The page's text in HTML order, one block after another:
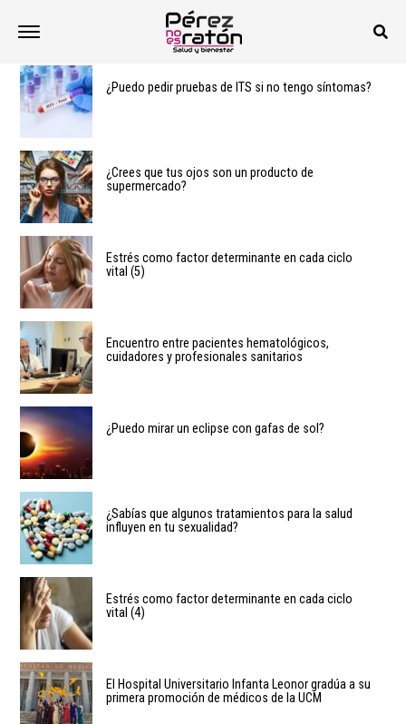
¿Puedo pedir pruebas de ITS si no tengo síntomas?
¿Crees que tus ojos son un producto de
supermercado?
Estrés como factor determinante en cada ciclo
vital (5)
Encuentro entre pacientes hematológicos,
cuidadores y profesionales sanitarios
¿Puedo mirar un eclipse con gafas de sol?
¿Sabías que algunos tratamientos para la salud
influyen en tu sexualidad?
Estrés como factor determinante en cada ciclo
vital (4)
El Hospital Universitario Infanta Leonor gradúa a su
primera promoción de médicos de la UCM